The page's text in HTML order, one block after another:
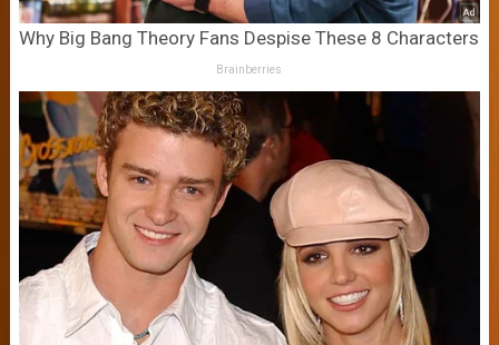
Why Big Bang Theory Fans Despise These 8 Characters
Brainberries